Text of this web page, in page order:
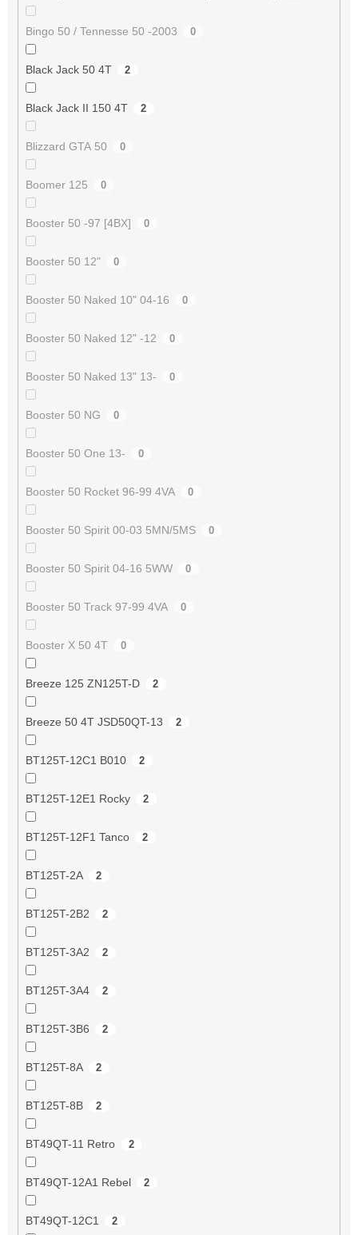
Bingo 50 / Tennesse 50 -2003 0
Black Jack 50 4T 2
Black Jack II 150 4T 2
Blizzard GTA 50 0
Boomer 125 0
Booster 50 -97 [4BX] 0
Booster 50 12" 0
Booster 50 Naked 10" 04-16 0
Booster 50 Naked 12" -12 0
Booster 50 Naked 13" 13- 0
Booster 50 NG 0
Booster 50 One 13- 0
Booster 50 Rocket 96-99 4VA 0
Booster 50 Spirit 00-03 5MN/5MS 0
Booster 50 Spirit 04-16 5WW 0
Booster 50 Track 97-99 4VA 0
Booster X 50 4T 0
Breeze 125 ZN125T-D 2
Breeze 50 4T JSD50QT-13 2
BT125T-12C1 B010 2
BT125T-12E1 Rocky 2
BT125T-12F1 Tanco 2
BT125T-2A 2
BT125T-2B2 2
BT125T-3A2 2
BT125T-3A4 2
BT125T-3B6 2
BT125T-8A 2
BT125T-8B 2
BT49QT-11 Retro 2
BT49QT-12A1 Rebel 2
BT49QT-12C1 2